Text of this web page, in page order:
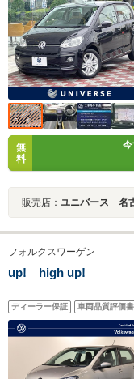
無
料
販売店： ユニバース 名
フォルクスワーゲン
up! high up!
ディーラー保証 車両品質評価